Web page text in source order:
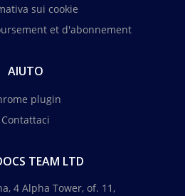
sui cookie
et d'abonnement
AIUTO
plugin
Contattaci
TEAM LTD
4 Alpha Tower, of. 11,